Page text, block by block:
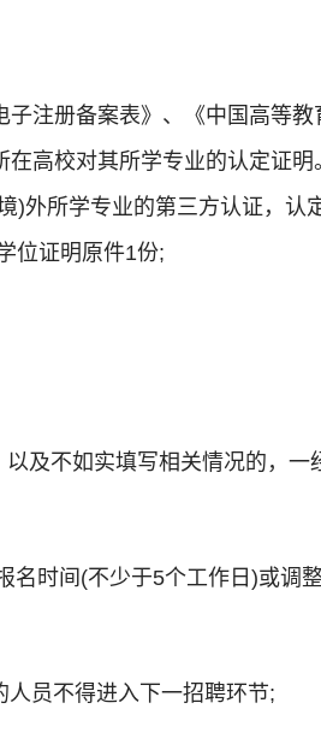
注册备案表》、《中国高等教
高校对其所学专业的认定证明
)外所学专业的第三方认证，认
位证明原件1份;
及不如实填写相关情况的，一
名时间(不少于5个工作日)或调
员不得进入下一招聘环节;